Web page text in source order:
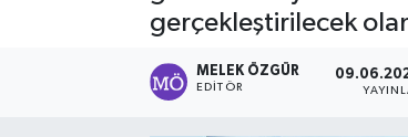
gerçekleştirilecek
MELEK ÖZGÜR
EDITÖR